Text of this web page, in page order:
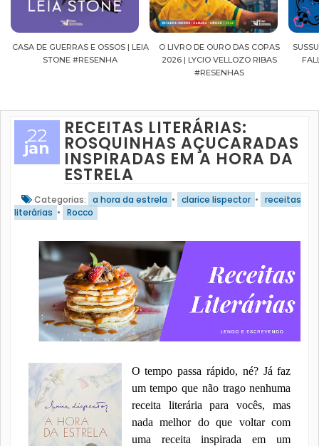
O LIVRO DE OURO DAS COPAS
2026 | LYCIO VELLOZO RIBAS
SUSSURROS AO LUAR | SHADOW
FALLS, VOL.04 | C.C.HUNTER
#RESENHA
22
jan
RECEITAS LITERÁRIAS:
ROSQUINHAS AÇUCARADAS
INSPIRADAS EM A HORA DA
ESTRELA
Categorias: a hora da estrela • clarice lispector • receitas
literárias • Rocco
O tempo passa rápido, né? Já faz
um tempo que não trago nenhuma
receita literária para vocês, mas
nada melhor do que voltar com
uma receita inspirada em um